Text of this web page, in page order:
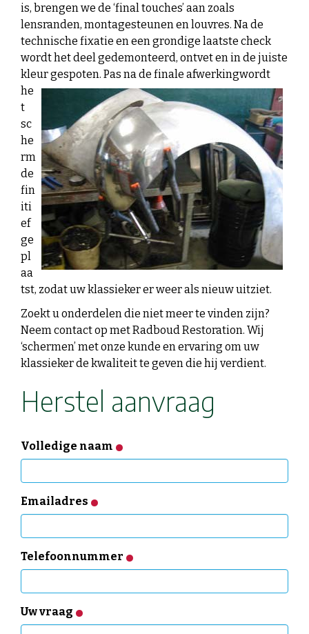
is, brengen we de ‘final touches’ aan zoals
lensranden, montagesteunen en louvres. Na de
technische fixatie en een grondige laatste check
wordt het deel gedemonteerd, ontvet en in de juiste
kleur gespoten. Pas na de finale afwerkingwordt
he
t
sc
he
rm
de
fin
iti
ef
ge
pl
aa
tst, zodatuwklassieker er weer als nieuw uitziet.
Zoekt u onderdelen die niet meer te vinden zijn?
Neem contact op met Radboud Restoration. Wij
‘schermen’ met onze kunde en ervaring om uw
klassieker de kwaliteit te geven die hij verdient.
Herstel aanvraag
Volledige naam
Emailadres
Telefoonnummer
Uw vraag